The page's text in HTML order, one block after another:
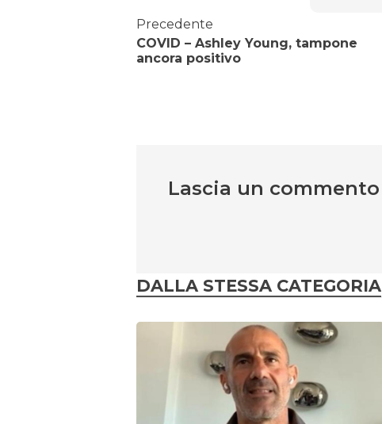
Precedente
COVID – Ashley Young, tampone
ancora positivo
Lascia un commento
DALLA STESSA CATEGORIA